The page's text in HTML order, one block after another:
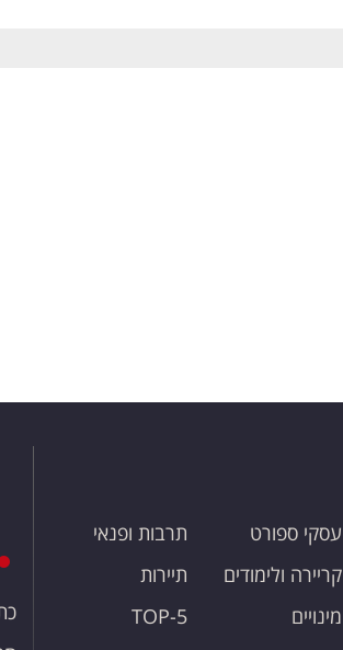
עסקי ספורט
קריירה ולימודים
מינויים
תרבות ופנאי
תיירות
TOP-5